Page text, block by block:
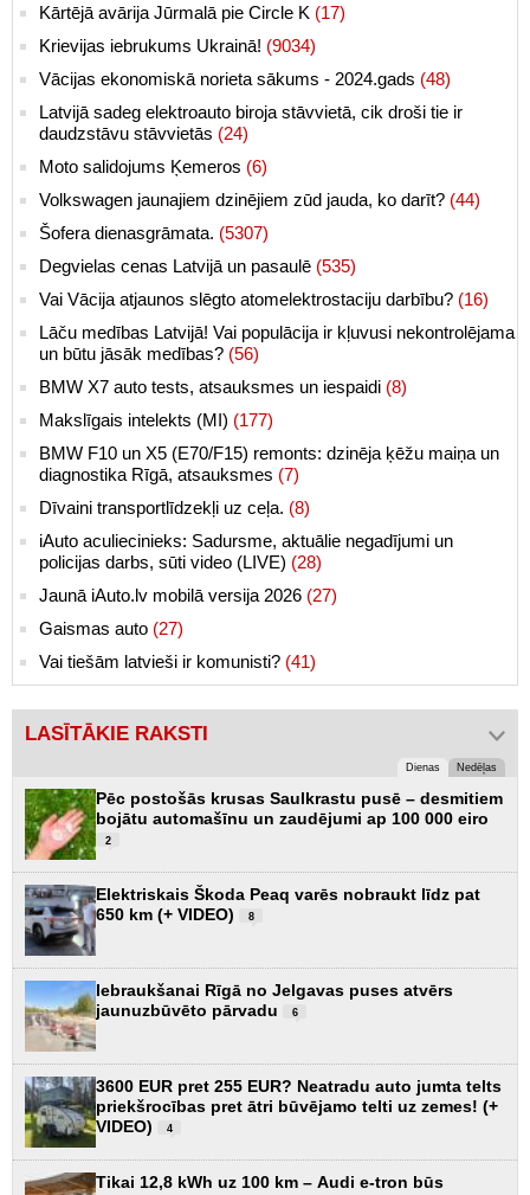
Kārtējā avārija Jūrmalā pie Circle K (17)
Krievijas iebrukums Ukrainā! (9034)
Vācijas ekonomiskā norieta sākums - 2024.gads (48)
Latvijā sadeg elektroauto biroja stāvvietā, cik droši tie ir
daudzstāvu stāvvietās (24)
Moto salidojums Ķemeros (6)
Volkswagen jaunajiem dzinējiem zūd jauda, ko darīt? (44)
Šofera dienasgrāmata. (5307)
Degvielas cenas Latvijā un pasaulē (535)
Vai Vācija atjaunos slēgto atomelektrostaciju darbību? (16)
Lāču medības Latvijā! Vai populācija ir kļuvusi nekontrolējama
un būtu jāsāk medības? (56)
BMW X7 auto tests, atsauksmes un iespaidi (8)
Makslīgais intelekts (MI) (177)
BMW F10 un X5 (E70/F15) remonts: dzinēja ķēžu maiņa un
diagnostika Rīgā, atsauksmes (7)
Dīvaini transportlīdzekļi uz ceļa. (8)
iAuto aculiecinieks: Sadursme, aktuālie negadījumi un
policijas darbs, sūti video (LIVE) (28)
Jaunā iAuto.lv mobilā versija 2026 (27)
Gaismas auto (27)
Vai tiešām latvieši ir komunisti? (41)
LASĪTĀKIE RAKSTI
Dienas Nedēļas
Pēc postošās krusas Saulkrastu pusē – desmitiem
bojātu automašīnu un zaudējumi ap 100 000 eiro
2
Elektriskais Škoda Peaq varēs nobraukt līdz pat
650 km (+ VIDEO)
8
Iebraukšanai Rīgā no Jelgavas puses atvērs
jaunuzbūvēto pārvadu
6
3600 EUR pret 255 EUR? Neatradu auto jumta telts
priekšrocības pret ātri būvējamo telti uz zemes! (+
VIDEO)
4
Tikai 12,8 kWh uz 100 km – Audi e-tron būs